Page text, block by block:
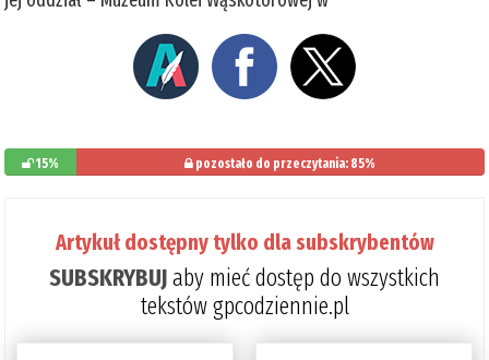
15% pozostało do przeczytania: 85%
Artykuł dostępny tylko dla subskrybentów
SUBSKRYBUJaby mieć dostęp do wszystkich
tekstów gpcodziennie.pl